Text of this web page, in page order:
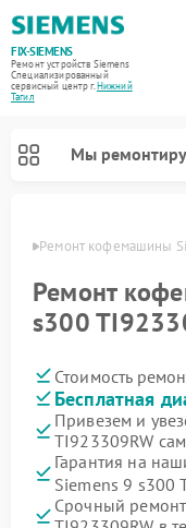
FIX-SIEMENS
Ремонт устройств Siemens
Специализированный
cервисный центр г.Нижний
Тагил
Мы
Ремонт кофемашины
Ремонт
s300
Стоимость
Бесплатная
Привезем и
TI923309RW
Гарантия на
Siemens 9 s300
Срочный